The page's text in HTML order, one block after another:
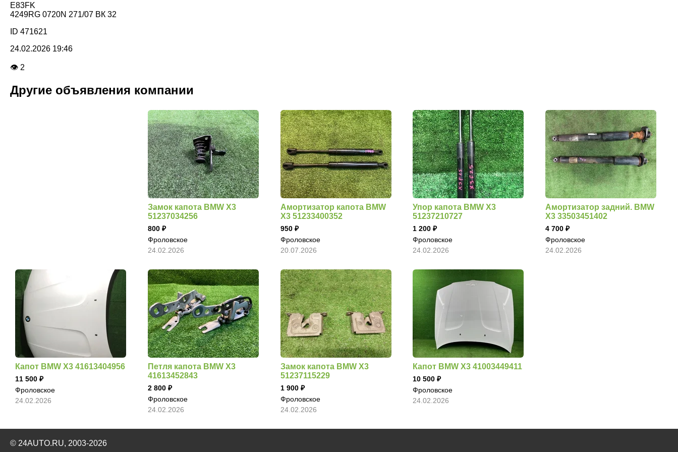
E83FK
4249RG 0720N 271/07 ВК 32
ID 471621
24.02.2026 19:46
👁 2
Другие объявления компании
Замок капота BMW X3
51237034256
800
Фроловское
24.02.2026
Амортизатор капота BMW
X3 51233400352
950
Фроловское
20.07.2026
Упор капота BMW X3
51237210727
1 200
Фроловское
24.02.2026
Амортизатор задний. BMW
X3 33503451402
4 700
Фроловское
24.02.2026
Капот BMW X3 41613404956
11 500
Фроловское
24.02.2026
Петля капота BMW X3
41613452843
2 800
Фроловское
24.02.2026
Замок капота BMW X3
51237115229
1 900
Фроловское
24.02.2026
Капот BMW X3 41003449411
10 500
Фроловское
24.02.2026
© 24AUTO.RU, 2003-2026